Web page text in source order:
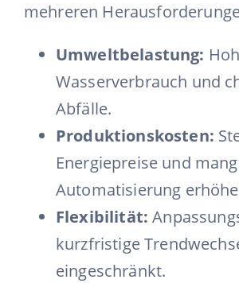
mehreren
Umweltbelastung:
Wasserverbrauch und
Abfälle.
Produktionskosten:
Energiepreise und
Automatisierung
Flexibilität:
kurzfristige
eingeschränkt.